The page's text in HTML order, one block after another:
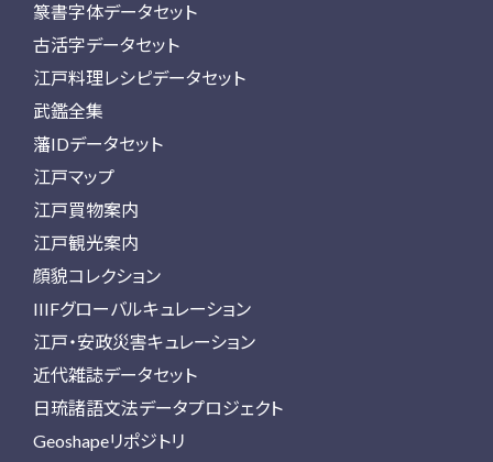
篆書字体データセット
古活字データセット
江戸料理レシピデータセット
武鑑全集
藩IDデータセット
江戸マップ
江戸買物案内
江戸観光案内
顔貌コレクション
IIIFグローバルキュレーション
江戸・安政災害キュレーション
近代雑誌データセット
日琉諸語文法データプロジェクト
Geoshapeリポジトリ